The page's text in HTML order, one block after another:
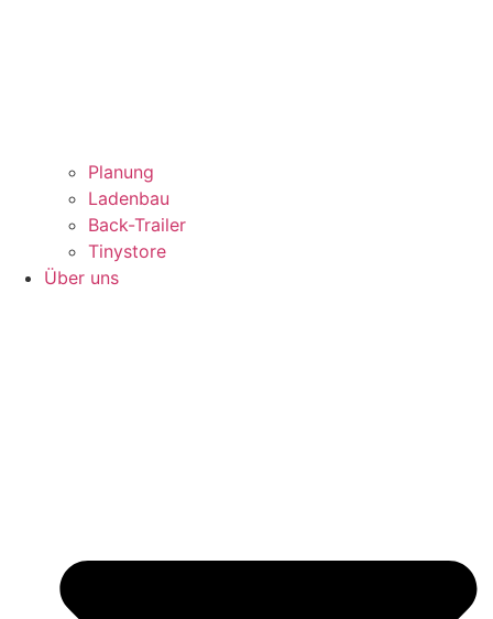
Planung
Ladenbau
Back-Trailer
Tinystore
Über uns